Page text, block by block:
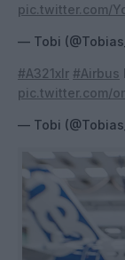
pic.twitter.com/
— Tobi
#A321xlr #Airbus
pic.twitter.com/
— Tobi